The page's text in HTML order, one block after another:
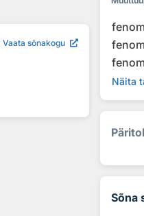
Vaata sõnakogu
Näita
Sõna